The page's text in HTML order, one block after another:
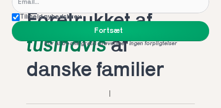
Tilmeld nyhedsbrev
Fortsæt
For at booke gratis prøvetime - ingen forpligtelser
Foretrukket af
tusindvis af
danske familier